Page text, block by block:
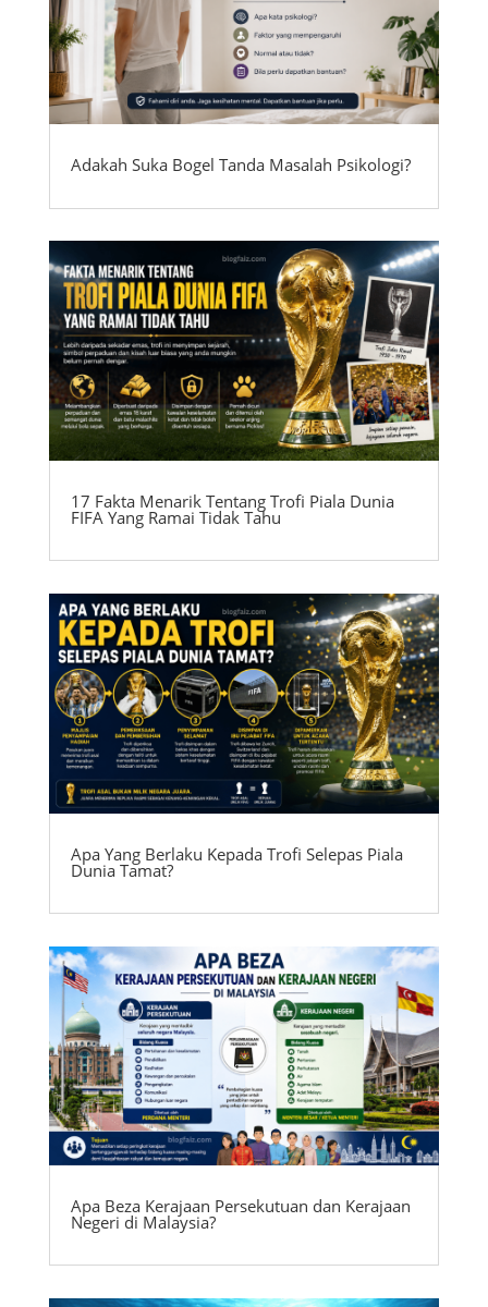
Adakah Suka Bogel Tanda Masalah Psikologi?
17 Fakta Menarik Tentang Trofi Piala Dunia
FIFA Yang Ramai Tidak Tahu
Apa Yang Berlaku Kepada Trofi Selepas Piala
Dunia Tamat?
Apa Beza Kerajaan Persekutuan dan Kerajaan
Negeri di Malaysia?